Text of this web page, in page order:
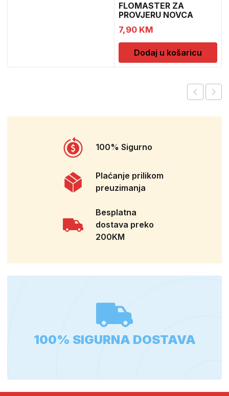
FLOMASTER ZA
PROVJERU NOVCA
SAFESCAN 30
7,90 KM
Dodaj u košaricu
100% Sigurno
Plaćanje prilikom
preuzimanja
Besplatna
dostava preko
200KM
100% SIGURNA DOSTAVA